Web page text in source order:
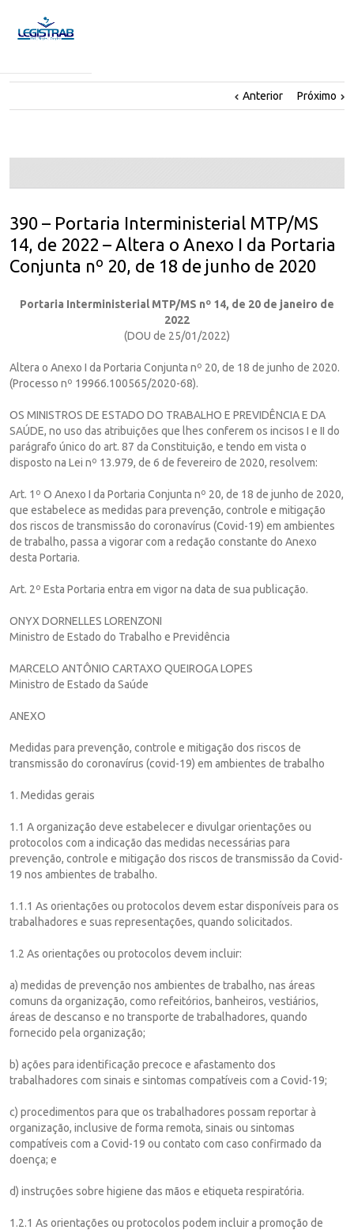
Anterior Próximo
390 – Portaria Interministerial MTP/MS
14, de 2022 – Altera o Anexo I da Portaria
Conjunta nº 20, de 18 de junho de 2020
Portaria Interministerial MTP/MS nº 14, de 20 de janeiro de
2022
(DOU de 25/01/2022)
Altera o Anexo I da Portaria Conjunta nº 20, de 18 de junho de 2020.
(Processo nº 19966.100565/2020-68).
OS MINISTROS DE ESTADO DO TRABALHO E PREVIDÊNCIA E DA
SAÚDE, no uso das atribuições que lhes conferem os incisos I e II do
parágrafo único do art. 87 da Constituição, e tendo em vista o
disposto na Lei nº 13.979, de 6 de fevereiro de 2020, resolvem:
Art. 1º O Anexo I da Portaria Conjunta nº 20, de 18 de junho de 2020,
que estabelece as medidas para prevenção, controle e mitigação
dos riscos de transmissão do coronavírus (Covid-19) em ambientes
de trabalho, passa a vigorar com a redação constante do Anexo
desta Portaria.
Art. 2º Esta Portaria entra em vigor na data de sua publicação.
ONYX DORNELLES LORENZONI
Ministro de Estado do Trabalho e Previdência
MARCELO ANTÔNIO CARTAXO QUEIROGA LOPES
Ministro de Estado da Saúde
ANEXO
Medidas para prevenção, controle e mitigação dos riscos de
transmissão do coronavírus (covid-19) em ambientes de trabalho
1. Medidas gerais
1.1 A organização deve estabelecer e divulgar orientações ou
protocolos com a indicação das medidas necessárias para
prevenção, controle e mitigação dos riscos de transmissão da Covid-
19 nos ambientes de trabalho.
1.1.1 As orientações ou protocolos devem estar disponíveis para os
trabalhadores e suas representações, quando solicitados.
1.2 As orientações ou protocolos devem incluir:
a) medidas de prevenção nos ambientes de trabalho, nas áreas
comuns da organização, como refeitórios, banheiros, vestiários,
áreas de descanso e no transporte de trabalhadores, quando
fornecido pela organização;
b) ações para identificação precoce e afastamento dos
trabalhadores com sinais e sintomas compatíveis com a Covid-19;
c) procedimentos para que os trabalhadores possam reportar à
organização, inclusive de forma remota, sinais ou sintomas
compatíveis com a Covid-19 ou contato com caso confirmado da
doença; e
d) instruções sobre higiene das mãos e etiqueta respiratória.
1.2.1 As orientações ou protocolos podem incluir a promoção de